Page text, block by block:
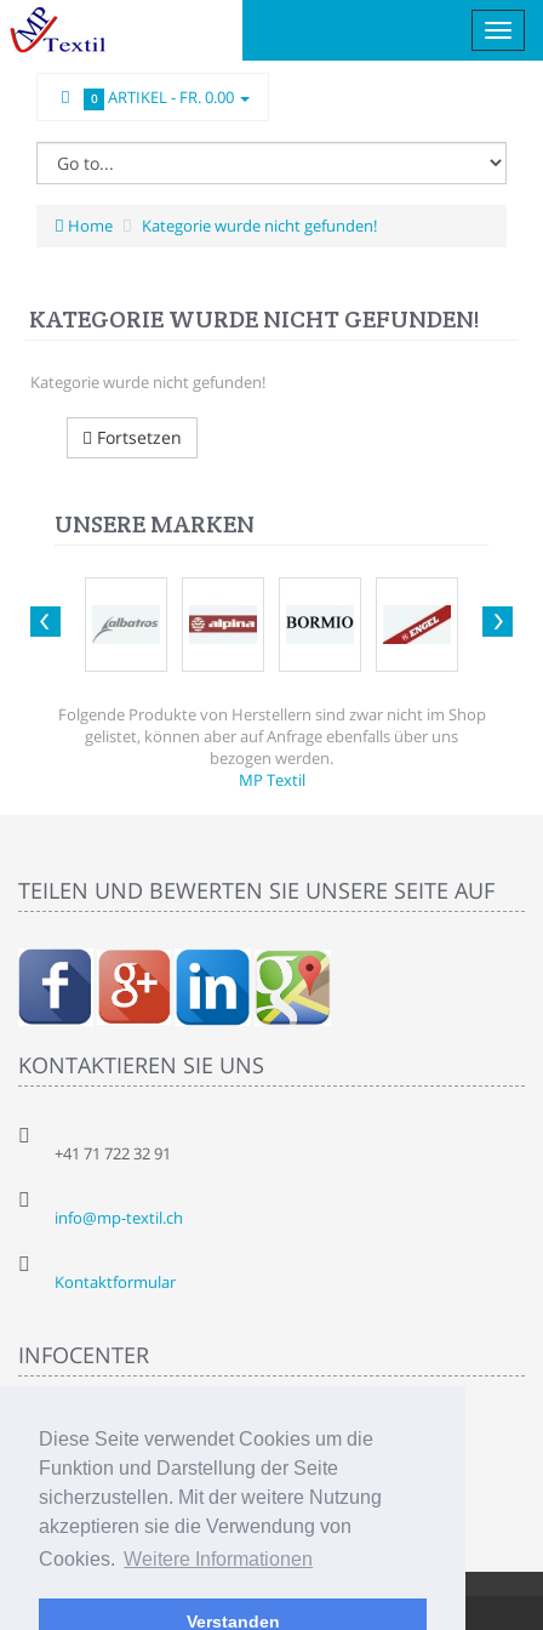
Diese Seite verwendet Cookies um die
Funktion und Darstellung der Seite
sicherzustellen. Mit der weitere Nutzung
akzeptieren sie die Verwendung von
Cookies. Weitere Informationen
Verstanden
0 ARTIKEL - FR. 0.00
Home Kategorie wurde nicht gefunden!
KATEGORIE WURDE NICHT GEFUNDEN!
Kategorie wurde nicht gefunden!
Fortsetzen
UNSERE MARKEN
Folgende Produkte von Herstellern sind zwar nicht im Shop
gelistet, können aber auf Anfrage ebenfalls über uns
bezogen werden.
MP Textil
TEILEN UND BEWERTEN SIE UNSERE SEITE AUF
KONTAKTIEREN SIE UNS
+41 71 722 32 91
info@mp-textil.ch
Kontaktformular
INFOCENTER
Privatsphähre
AGB
Liefer & Versandkosten
Sitemap
AbanteCart